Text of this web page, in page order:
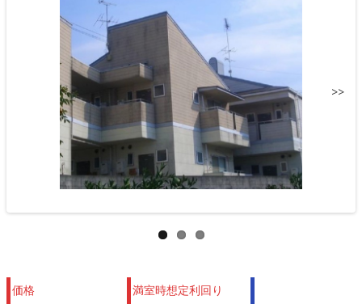
>>
価格 満室時想定利回り